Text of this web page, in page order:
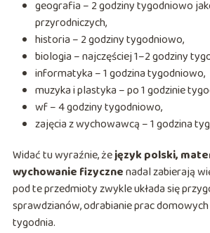
geografia – 2 godziny tygodniowo
przyrodniczych,
historia – 2 godziny tygodniowo,
biologia – najczęściej 1–2 godziny
informatyka – 1 godzina tygodniowo,
muzyka i plastyka – po 1 godzinie
wf – 4 godziny tygodniowo,
zajęcia z wychowawcą – 1 godzina
Widać tu wyraźnie, żejęzyk polski,
wychowanie fizycznenadal zabierają
pod te przedmioty zwykle układa się
sprawdzianów, odrabianie prac domowych
tygodnia.